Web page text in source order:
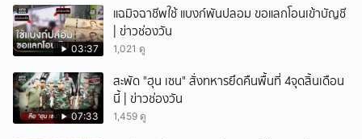
03:37
แฉมิจฉาชีพใช้ แบงก์พันปลอม ขอแลกโอนเข้าบัญชี
| ข่าวช่องวัน
1,021 ดู
07:33
สะพัด "ฮุน เซน" สั่งทหารยึดคืนพื้นที่ 4จุดสิ้นเดือน
นี้ | ข่าวช่องวัน
1,459 ดู